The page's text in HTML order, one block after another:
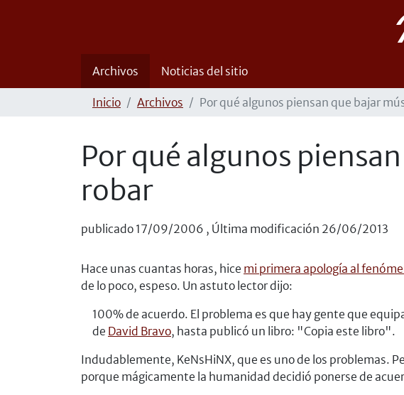
Archivos Noticias del sitio
Inicio
Archivos Por qué algunos piensan que bajar
Por qué algunos
robar
publicado 17/09/2006 , Última modificación 26/06/2013
Hace unas cuantas horas, hice mi primera apología al
de lo poco, espeso. Un astuto lector dijo:
100% de acuerdo. El problema es que hay gente que
de David Bravo, hasta publicó un libro: "Copia este libro".
Indudablemente, KeNsHiNX, que es uno de los problemas.
porque mágicamente la humanidad decidió ponerse de